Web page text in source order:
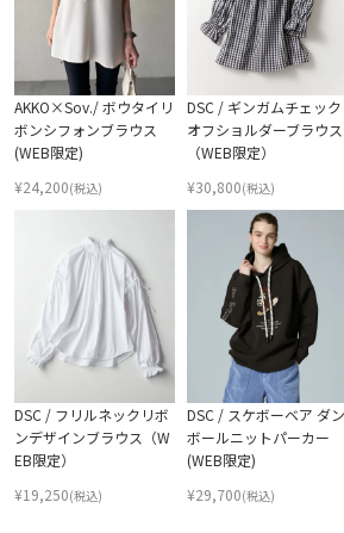
AKKO×Sov./ ボウタイリ
ボンシフォンブラウス
(WEB限定)
¥24,200(税込)
DSC / ギンガムチェック
オフショルダーブラウス
（WEB限定）
¥30,800(税込)
DSC / フリルネックリボ
ンデザインブラウス（W
EB限定）
¥19,250(税込)
DSC / スケボーベア ダン
ボールニットパーカー
(WEB限定)
¥29,700(税込)